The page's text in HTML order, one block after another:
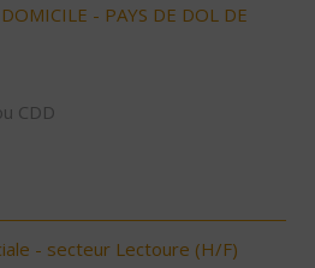
- PAYS DE DOL DE
CDD
- secteur Lectoure (H/F)